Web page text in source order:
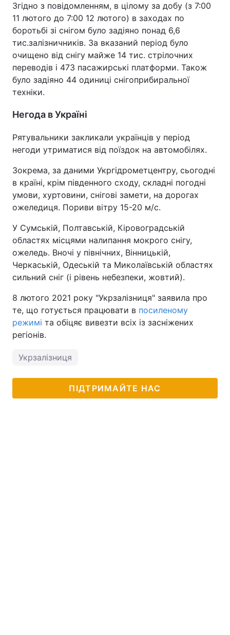
Згідно з повідомленням, в цілому за добу (з 7:00
11 лютого до 7:00 12 лютого) в заходах по
боротьбі зі снігом було задіяно понад 6,6
тис.залізничників. За вказаний період було
очищено від снігу майже 14 тис. стрілочних
переводів і 473 пасажирські платформи. Також
було задіяно 44 одиниці снігоприбиральної
техніки.
Негода в Україні
Рятувальники закликали українців у період
негоди утриматися від поїздок на автомобілях.
Зокрема, за даними Укргідрометцентру, сьогодні
в країні, крім південного сходу, складні погодні
умови, хуртовини, снігові замети, на дорогах
ожеледиця. Пориви вітру 15-20 м/с.
У Сумській, Полтавській, Кіровоградській
областях місцями налипання мокрого снігу,
ожеледь. Вночі у північних, Вінницькій,
Черкаській, Одеській та Миколаївській областях
сильний сніг (і рівень небезпеки, жовтий).
8 лютого 2021 року "Укрзалізниця" заявила про
те, що готується працювати в посиленому
режимі та обіцяє вивезти всіх із засніжених
регіонів.
Укрзалізниця
ПІДТРИМАЙТЕ НАС